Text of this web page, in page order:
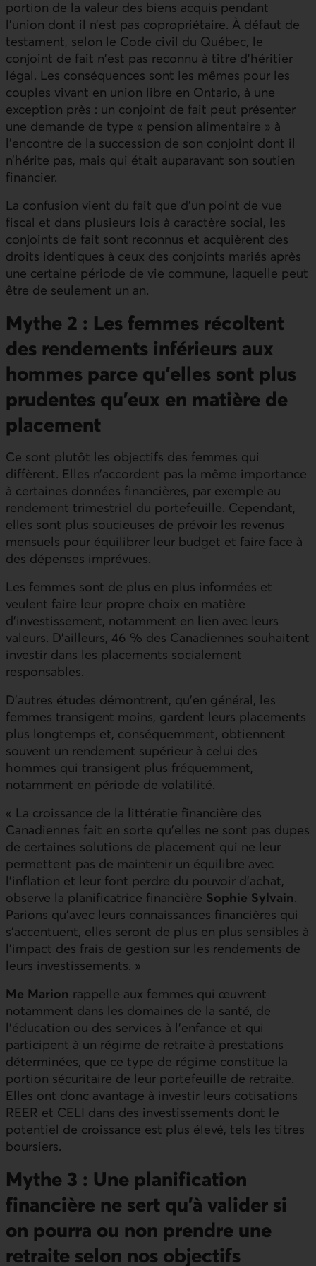
portion de la valeur des biens acquis pendant
l’union dont il n’est pas copropriétaire. À défaut de
testament, selon le Code civil du Québec, le
conjoint de fait n'est pas reconnu à titre d'héritier
légal. Les conséquences sont les mêmes pour les
couples vivant en union libre en Ontario, à une
exception près : un conjoint de fait peut présenter
une demande de type « pension alimentaire » à
l’encontre de la succession de son conjoint dont il
n’hérite pas, mais qui était auparavant son soutien
financier.
La confusion vient du fait que d’un point de vue
fiscal et dans plusieurs lois à caractère social, les
conjoints de fait sont reconnus et acquièrent des
droits identiques à ceux des conjoints mariés après
une certaine période de vie commune, laquelle peut
être de seulement un an.
Mythe 2 : Les femmes récoltent
des rendements inférieurs aux
hommes parce qu’elles sont plus
prudentes qu’eux en matière de
placement
Ce sont plutôt les objectifs des femmes qui
diffèrent. Elles n’accordent pas la même importance
à certaines données financières, par exemple au
rendement trimestriel du portefeuille. Cependant,
elles sont plus soucieuses de prévoir les revenus
mensuels pour équilibrer leur budget et faire face à
des dépenses imprévues.
Les femmes sont de plus en plus informées et
veulent faire leur propre choix en matière
d’investissement, notamment en lien avec leurs
valeurs. D’ailleurs, 46 % des Canadiennes souhaitent
investir dans les placements socialement
responsables.
D’autres études démontrent, qu’en général, les
femmes transigent moins, gardent leurs placements
plus longtemps et, conséquemment, obtiennent
souvent un rendement supérieur à celui des
hommes qui transigent plus fréquemment,
notamment en période de volatilité.
« La croissance de la littératie financière des
Canadiennes fait en sorte qu’elles ne sont pas dupes
de certaines solutions de placement qui ne leur
permettent pas de maintenir un équilibre avec
l’inflation et leur font perdre du pouvoir d’achat,
observe la planificatrice financière Sophie Sylvain.
Parions qu’avec leurs connaissances financières qui
s’accentuent, elles seront de plus en plus sensibles à
l'impact des frais de gestion sur les rendements de
leurs investissements. »
Me Marion rappelle aux femmes qui œuvrent
notamment dans les domaines de la santé, de
l’éducation ou des services à l’enfance et qui
participent à un régime de retraite à prestations
déterminées, que ce type de régime constitue la
portion sécuritaire de leur portefeuille de retraite.
Elles ont donc avantage à investir leurs cotisations
REER et CELI dans des investissements dont le
potentiel de croissance est plus élevé, tels les titres
boursiers.
Mythe 3 : Une planification
financière ne sert qu’à valider si
on pourra ou non prendre une
retraite selon nos objectifs